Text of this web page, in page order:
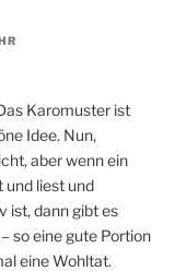
Karomuster ist
Idee. Nun,
aber wenn ein
und liest und
ist, dann gibt es
so eine gute Portion
eine Wohltat.